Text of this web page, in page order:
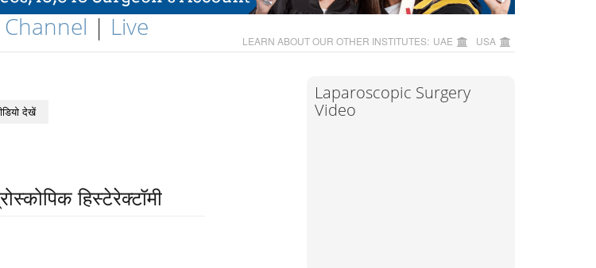
Channel | Live LEARN ABOUT OUR OTHER INSTITUTES: UAE USA
देखें
हिस्टेरेक्टॉमी
Laparoscopic Surgery
Video